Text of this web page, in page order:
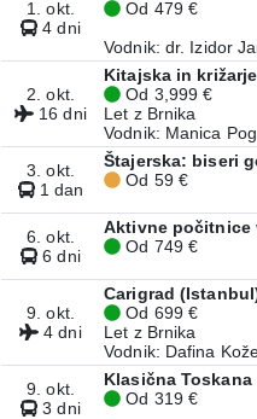
1. okt.
4 dni
Od 479 €
Vodnik: dr. Izidor
2. okt.
16 dni
Kitajska in
Od 3,999 €
Let z Brnika
Vodnik: Manica
3. okt.
1 dan
Štajerska: biseri
Od 59 €
6. okt.
6 dni
Aktivne počitnice
Od 749 €
9. okt.
4 dni
Carigrad
Od 699 €
Let z Brnika
Vodnik: Dafina
9. okt.
3 dni
Klasična Toskana
Od 319 €